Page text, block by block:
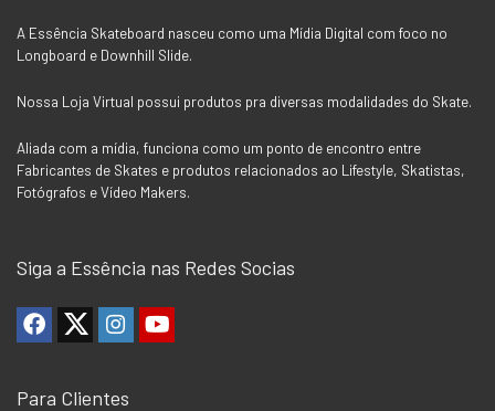
A Essência Skateboard nasceu como uma Mídia Digital com foco no
Longboard e Downhill Slide.
Nossa Loja Virtual possui produtos pra diversas modalidades do Skate.
Aliada com a mídia, funciona como um ponto de encontro entre
Fabricantes de Skates e produtos relacionados ao Lifestyle, Skatistas,
Fotógrafos e Vídeo Makers.
Siga a Essência nas Redes Socias
Para Clientes